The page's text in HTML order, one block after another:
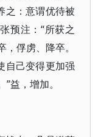
之：意谓优待被
预注：“所获之
俘虏、降卒。
自己变得更加强
益，增加。